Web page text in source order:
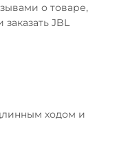
о товаре,
JBL
ходом и